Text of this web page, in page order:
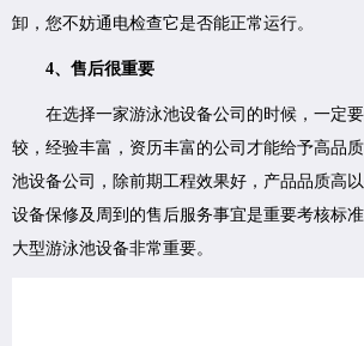
卸，您不妨通电检查它是否能正常运行。
4、 售后很重要
在选择一家游泳池设备公司的时候，一定要
较，经验丰富，资历丰富的公司才能给予高品
池设备公司，除前期工程效果好，产品品质高
设备保修及周到的售后服务事宜是重要考核标
大型游泳池设备非常重要。